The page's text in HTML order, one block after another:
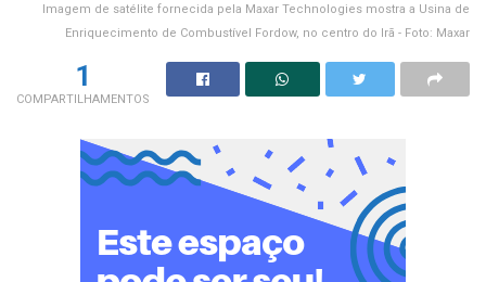
Imagem de satélite fornecida pela Maxar Technologies mostra a Usina de
Enriquecimento de Combustível Fordow, no centro do Irã - Foto: Maxar
1
COMPARTILHAMENTOS